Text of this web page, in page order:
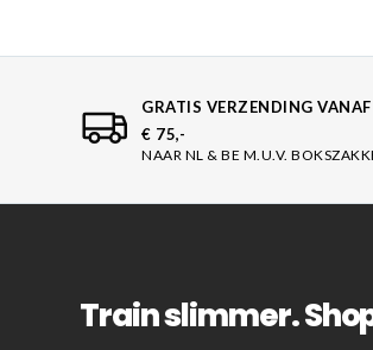
GRATIS VERZENDING VANAF
€ 75,-
NAAR NL & BE M.U.V.
Train slimmer.